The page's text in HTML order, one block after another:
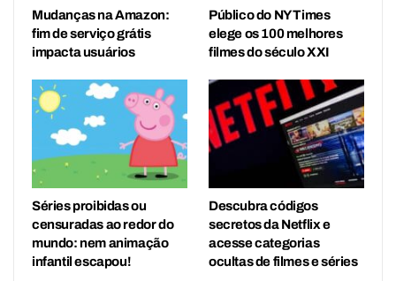
Mudanças na Amazon:
fim de serviço grátis
impacta usuários
Público do NY Times
elege os 100 melhores
filmes do século XXI
Séries proibidas ou
censuradas ao redor do
mundo: nem animação
infantil escapou!
Descubra códigos
secretos da Netflix e
acesse categorias
ocultas de filmes e séries